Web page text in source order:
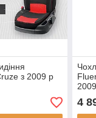
з 2009 р
4